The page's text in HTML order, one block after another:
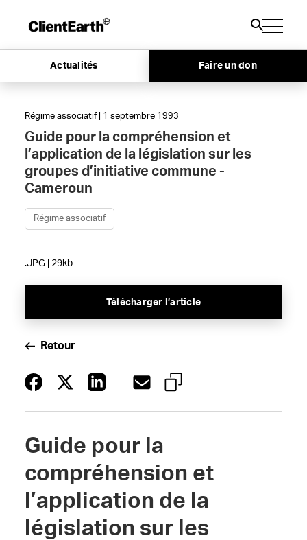
Actualités Faire un don
Régime associatif | 1 septembre 1993
Guide pour la compréhension et
l’application de la législation sur les
groupes d’initiative commune -
Cameroun
Régime associatif
.JPG | 29kb
Télécharger l’article
Retour
Guide pour la
compréhension et
l’application de la
législation sur les